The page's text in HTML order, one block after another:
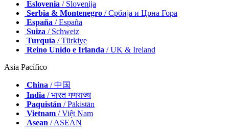
Eslovenia / Slovenija
Serbia & Montenegro / Србија и Црна Гора
España / España
Suiza / Schweiz
Turquía / Türkiye
Reino Unido e Irlanda / UK & Ireland
Asia Pacífico
China / 中国
India / भारत गणराज्य
Paquistán / Pākistān
Vietnam / Việt Nam
Asean / ASEAN